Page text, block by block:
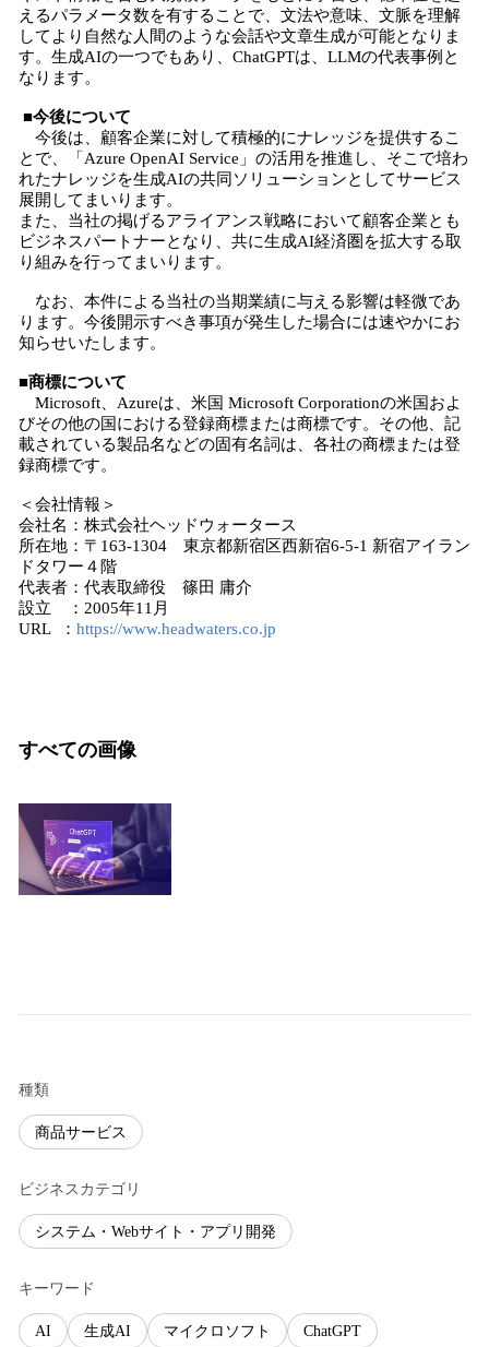
えるパラメータ数を有することで、文法や意味、文脈を理解
してより自然な人間のような会話や文章生成が可能となりま
す。生成AIの一つでもあり、ChatGPTは、LLMの代表事例と
なります。
■今後について
今後は、顧客企業に対して積極的にナレッジを提供するこ
とで、「Azure OpenAI Service」の活用を推進し、そこで培わ
れたナレッジを生成AIの共同ソリューションとしてサービス
展開してまいります。
また、当社の掲げるアライアンス戦略において顧客企業とも
ビジネスパートナーとなり、共に生成AI経済圏を拡大する取
り組みを行ってまいります。
なお、本件による当社の当期業績に与える影響は軽微であ
ります。今後開示すべき事項が発生した場合には速やかにお
知らせいたします。
■商標について
Microsoft、Azureは、米国 Microsoft Corporationの米国およ
びその他の国における登録商標または商標です。その他、記
載されている製品名などの固有名詞は、各社の商標または登
録商標です。
＜会社情報＞
会社名：株式会社ヘッドウォータース
所在地：〒163-1304 東京都新宿区西新宿6-5-1 新宿アイラン
ドタワー４階
代表者：代表取締役 篠田 庸介
設立 ：2005年11月
URL ： https://www.headwaters.co.jp
すべての画像
種類
商品サービス
ビジネスカテゴリ
システム・Webサイト・アプリ開発
キーワード
AI 生成AI マイクロソフト ChatGPT